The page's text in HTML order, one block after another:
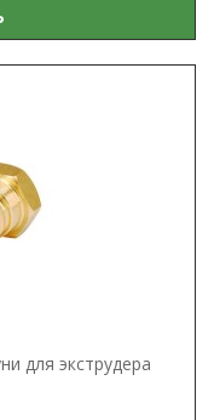
для экструдера